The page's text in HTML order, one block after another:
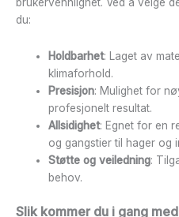
du:
Holdbarhet: Laget av
klimaforhold.
Presisjon: Mulighet for
profesjonelt resultat.
Allsidighet: Egnet for en
og gangstier til hager og
Støtte og veiledning:
behov.
Slik kommer du i gang